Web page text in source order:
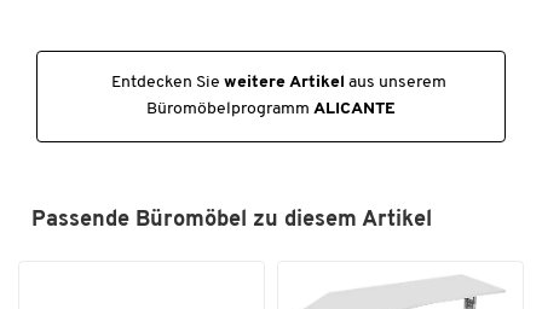
Entdecken Sie weitere Artikel aus unserem
Büromöbelprogramm ALICANTE
Passende Büromöbel zu diesem Artikel